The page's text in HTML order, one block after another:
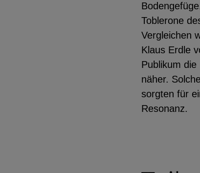
Toblerone
Vergleichen
Klaus Erdle
Publikum
näher.
sorgten für
Resonanz.